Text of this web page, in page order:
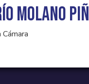
Molano